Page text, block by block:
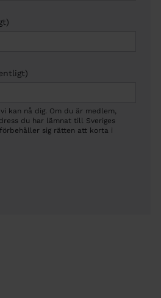
kan nå dig. Om du är medlem,
du har lämnat till Sveriges
sig rätten att korta i